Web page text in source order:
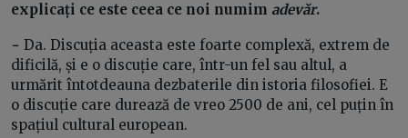
explicați ce este ceea ce noi numim adevăr.
− Da. Discuția aceasta este foarte complexă, extrem de
dificilă, și e o discuție care, într-un fel sau altul, a
urmărit întotdeauna dezbaterile din istoria filosofiei. E
o discuție care durează de vreo 2500 de ani, cel puțin în
spațiul cultural european.